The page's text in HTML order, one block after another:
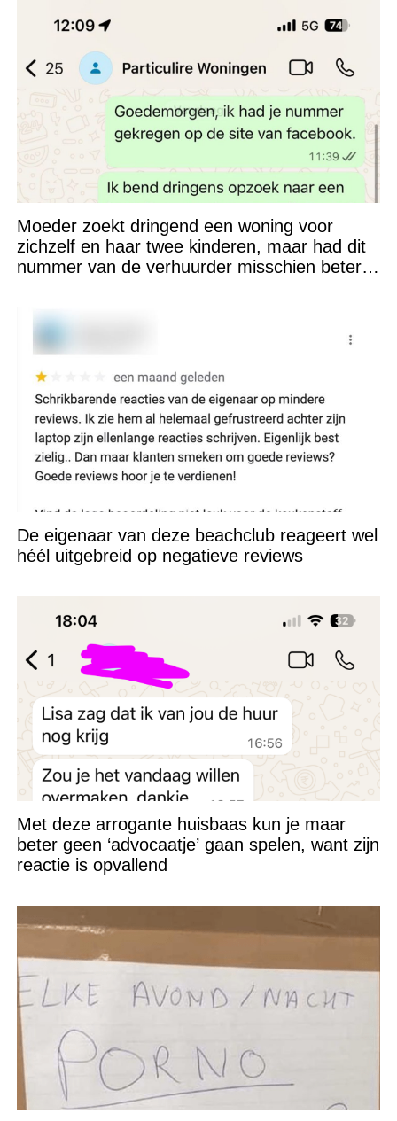
Moeder zoekt dringend een woning voor
zichzelf en haar twee kinderen, maar had dit
nummer van de verhuurder misschien beter
De eigenaar van deze beachclub reageert wel
héél uitgebreid op negatieve reviews
Met deze arrogante huisbaas kun je maar
beter geen ‘advocaatje’ gaan spelen, want zijn
reactie is opvallend